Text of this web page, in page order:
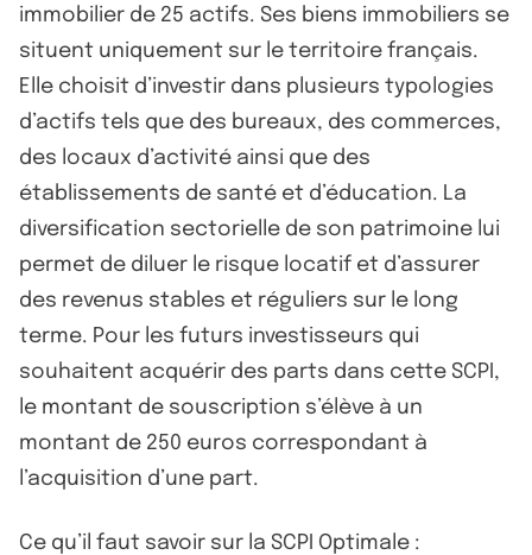
immobilier de 25 actifs. Ses biens immobiliers se
situent uniquement sur le territoire français.
Elle choisit d’investir dans plusieurs typologies
d’actifs tels que des bureaux, des commerces,
des locaux d’activité ainsi que des
établissements de santé et d’éducation. La
diversification sectorielle de son patrimoine lui
permet de diluer le risque locatif et d’assurer
des revenus stables et réguliers sur le long
terme. Pour les futurs investisseurs qui
souhaitent acquérir des parts dans cette SCPI,
le montant de souscription s’élève à un
montant de 250 euros correspondant à
l’acquisition d’une part.
Ce qu’il faut savoir sur la SCPI Optimale :